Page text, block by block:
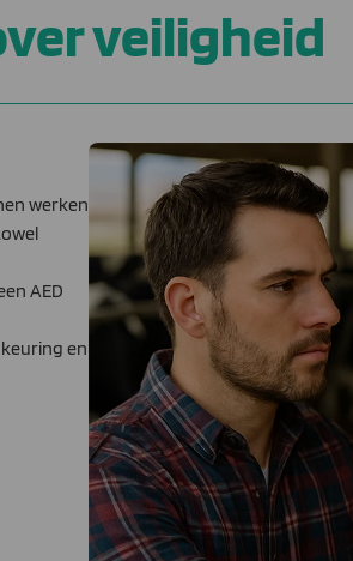
veiligheid
werken
AED
en